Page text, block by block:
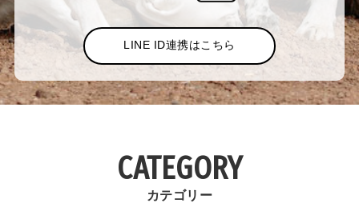
LINE ID連携はこちら
CATEGORY
カテゴリー